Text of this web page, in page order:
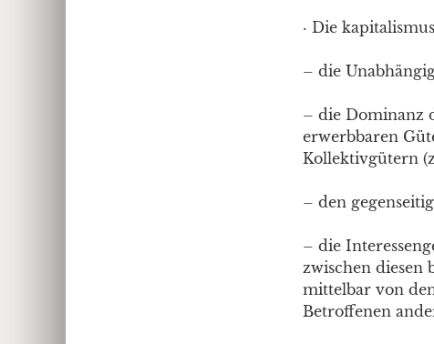
· Die
– die
– die Dominanz
erwerbbaren
Kollektivgütern
– den
– die
zwischen diesen
mittelbar von
Betroffenen